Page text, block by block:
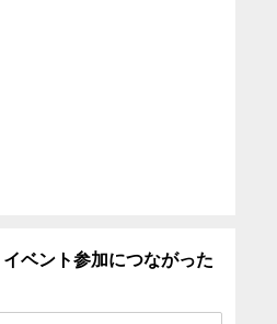
ベント参加につながった